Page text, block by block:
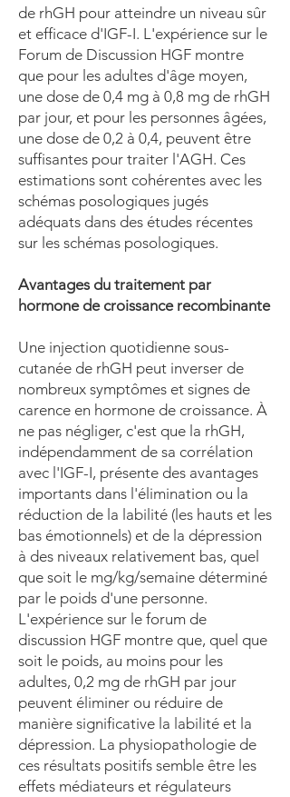
de rhGH pour atteindre un niveau sûr
et efficace d'IGF-I. L'expérience sur le
Forum de Discussion HGF montre
que pour les adultes d'âge moyen,
une dose de 0,4 mg à 0,8 mg de rhGH
par jour, et pour les personnes âgées,
une dose de 0,2 à 0,4, peuvent être
suffisantes pour traiter l'AGH. Ces
estimations sont cohérentes avec les
schémas posologiques jugés
adéquats dans des études récentes
sur les schémas posologiques.
Avantages du traitement par
hormone de croissance recombinante
Une injection quotidienne sous-
cutanée de rhGH peut inverser de
nombreux symptômes et signes de
carence en hormone de croissance. À
ne pas négliger, c'est que la rhGH,
indépendamment de sa corrélation
avec l'IGF-I, présente des avantages
importants dans l'élimination ou la
réduction de la labilité (les hauts et les
bas émotionnels) et de la dépression
à des niveaux relativement bas, quel
que soit le mg/kg/semaine déterminé
par le poids d'une personne.
L'expérience sur le forum de
discussion HGF montre que, quel que
soit le poids, au moins pour les
adultes, 0,2 mg de rhGH par jour
peuvent éliminer ou réduire de
manière significative la labilité et la
dépression. La physiopathologie de
ces résultats positifs semble être les
effets médiateurs et régulateurs